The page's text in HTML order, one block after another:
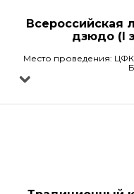
Всероссийская
дзюдо (I
Место проведения: